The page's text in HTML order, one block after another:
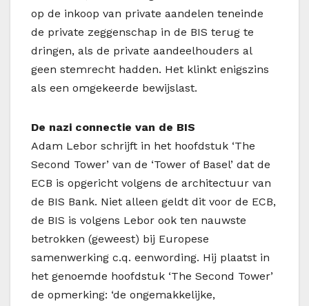
op de inkoop van private aandelen teneinde
de private zeggenschap in de BIS terug te
dringen, als de private aandeelhouders al
geen stemrecht hadden. Het klinkt enigszins
als een omgekeerde bewijslast.
De nazi connectie van de BIS
Adam Lebor schrijft in het hoofdstuk ‘The
Second Tower’ van de ‘Tower of Basel’ dat de
ECB is opgericht volgens de architectuur van
de BIS Bank. Niet alleen geldt dit voor de ECB,
de BIS is volgens Lebor ook ten nauwste
betrokken (geweest) bij Europese
samenwerking c.q. eenwording. Hij plaatst in
het genoemde hoofdstuk ‘The Second Tower’
de opmerking: ‘de ongemakkelijke,